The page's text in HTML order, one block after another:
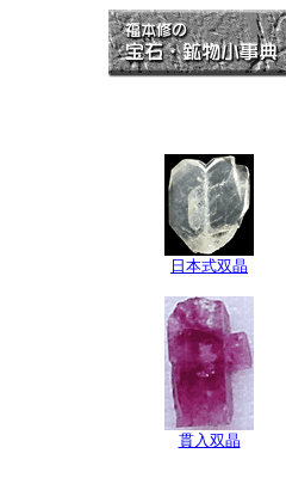
日本式双晶
貫入双晶